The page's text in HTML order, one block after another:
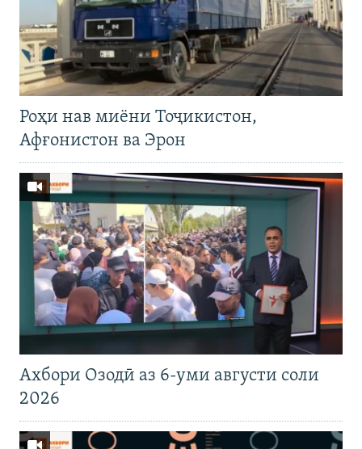
Роҳи нав миёни Тоҷикистон,
Афғонистон ва Эрон
Ахбори Озодӣ аз 6-уми августи соли
2026